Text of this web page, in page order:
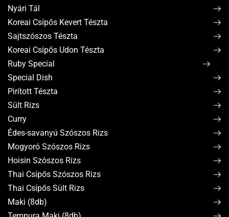
Nyári Tál
Koreai Csípős Kevert Tészta
Sajtszószos Tészta
Koreai Csípős Udon Tészta
Ruby Special
Special Dish
Pirított Tészta
Sült Rizs
Curry
Édes-savanyú Szószos Rizs
Mogyoró Szószos Rizs
Hoisin Szószos Rizs
Thai Csípős Szószos Rizs
Thai Csípős Sült Rizs
Maki (8db)